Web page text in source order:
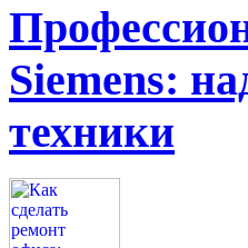
Siemens:
техники